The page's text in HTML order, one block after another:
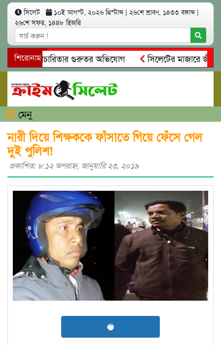
সিলেট ১০ই আগস্ট, ২০২৬ খ্রিস্টাব্দ | ২৬শে শ্রাবণ, ১৪৩৩ বঙ্গাব্দ |
২৬শে সফর, ১৪৪৮ হিজরি
শিরোনাম
ও স্বেচ্ছাচারিতার গুরুতর অভিযোগ
সিলেটের মাজারে
দলিল ফাঁস
গোয়াইনঘাটে প্রেমের ফাঁদে তরুণী পাচার:
মেনু
নারী দিয়ে শিক্ষককে ফাঁসাতে গিয়ে ফেঁসে গেল
দুই পুলিশ!
প্রকাশিত: ৮:১২ অপরাহ্ণ, জানুয়ারি ২৩, ২০১৯
🖶